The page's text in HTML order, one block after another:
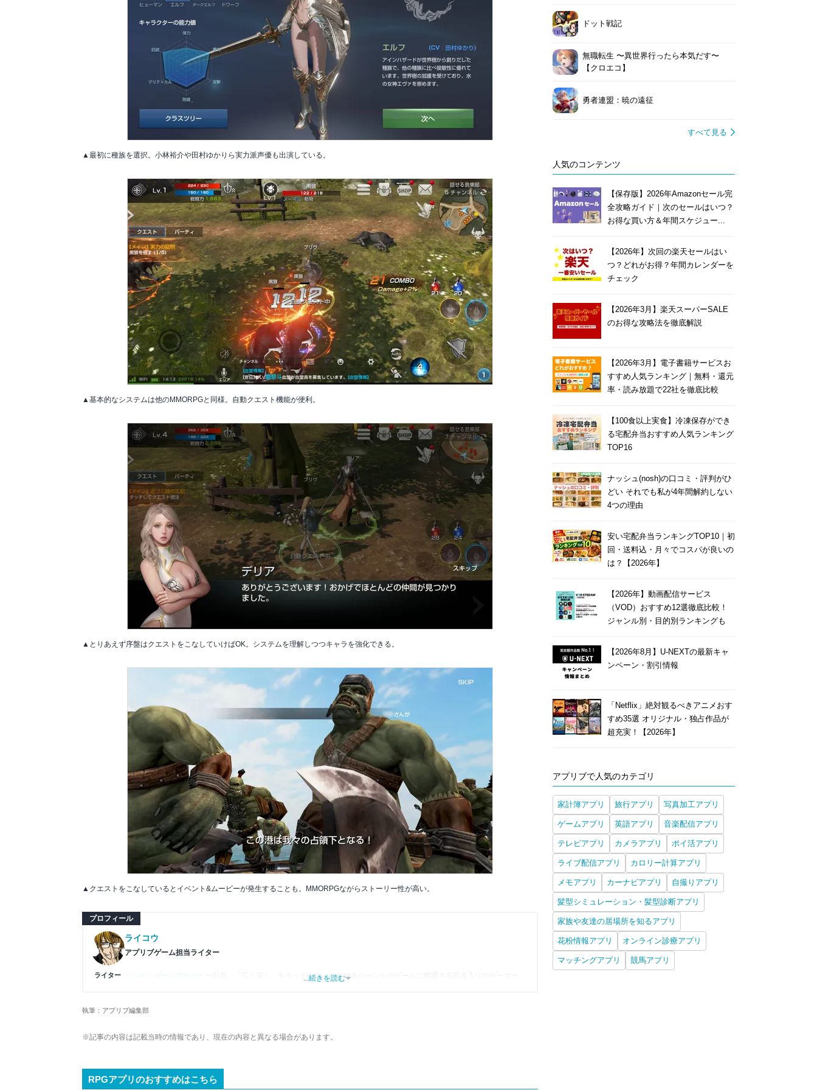
▲最初に種族を選択。小林裕介や田村ゆかりら実力派声優も出演している。
▲基本的なシステムは他のMMORPGと同様。自動クエスト機能が便利。
▲とりあえず序盤はクエストをこなしていけばOK。システムを理解しつつキャラを強化できる。
▲クエストをこなしているとイベント&ムービーが発生することも。MMORPGながらストーリー性が高い。
プロフィール
ライター
ライコウ
アプリブゲーム担当ライター
出身。「広く深く」をモットーに、あらゆるジャンルのゲームに精通する筋金入りのゲーマー。
や専門知識の深さは業界内でも高く評価されている。現在は、アプリブでゲーム関連のコンテンツを豊富に執筆中。
...続きを読む
執筆：アプリブ編集部
※記事の内容は記載当時の情報であり、現在の内容と異なる場合があります。
RPGアプリのおすすめはこちら
ドット戦記
無職転生 〜異世界行ったら本気だす〜
【クロエコ】
勇者連盟：暁の遠征
すべて見る
人気のコンテンツ
【保存版】2026年Amazonセール完
全攻略ガイド｜次のセールはいつ？
お得な買い方＆年間スケジュー...
【2026年】次回の楽天セールはい
つ？どれがお得？年間カレンダーを
チェック
【2026年3月】楽天スーパーSALE
のお得な攻略法を徹底解説
【2026年3月】電子書籍サービスお
すすめ人気ランキング｜無料・還元
率・読み放題で22社を徹底比較
【100食以上実食】冷凍保存ができ
る宅配弁当おすすめ人気ランキング
TOP16
ナッシュ(nosh)の口コミ・評判がひ
どい それでも私が4年間解約しない
4つの理由
安い宅配弁当ランキングTOP10｜初
回・送料込・月々でコスパが良いの
は？【2026年】
【2026年】動画配信サービス
（VOD）おすすめ12選徹底比較！
ジャンル別・目的別ランキングも
【2026年8月】U-NEXTの最新キャ
ンペーン・割引情報
「Netflix」絶対観るべきアニメおす
すめ35選 オリジナル・独占作品が
超充実！【2026年】
アプリブで人気のカテゴリ
家計簿アプリ 旅行アプリ 写真加工アプリ
ゲームアプリ 英語アプリ 音楽配信アプリ
テレビアプリ カメラアプリ ポイ活アプリ
ライブ配信アプリ カロリー計算アプリ
メモアプリ カーナビアプリ 自撮りアプリ
髪型シミュレーション・髪型診断アプリ
家族や友達の居場所を知るアプリ
花粉情報アプリ オンライン診療アプリ
マッチングアプリ 競馬アプリ